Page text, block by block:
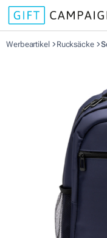
Werbeartikel Rucksäcke